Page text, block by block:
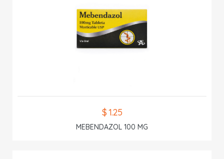
$ 1.25
MEBENDAZOL 100 MG